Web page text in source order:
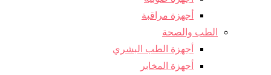
أجهزة مراقبة
الطب والصحة
أجهزة الطب البشري
أجهزة المخابر